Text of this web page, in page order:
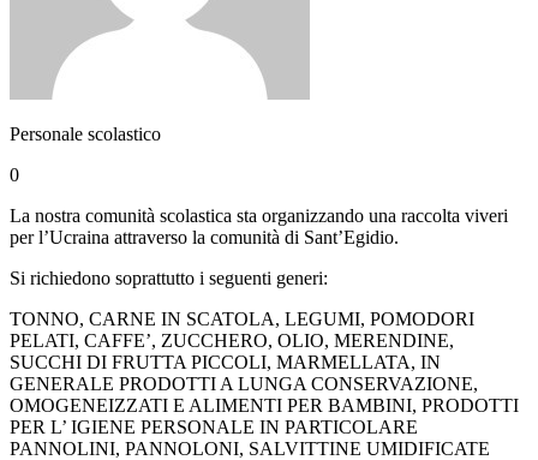
Personale scolastico
0
La nostra comunità scolastica sta organizzando una raccolta viveri
per l’Ucraina attraverso la comunità di Sant’Egidio.
Si richiedono soprattutto i seguenti generi:
TONNO, CARNE IN SCATOLA, LEGUMI, POMODORI
PELATI, CAFFE’, ZUCCHERO, OLIO, MERENDINE,
SUCCHI DI FRUTTA PICCOLI, MARMELLATA, IN
GENERALE PRODOTTI A LUNGA CONSERVAZIONE,
OMOGENEIZZATI E ALIMENTI PER BAMBINI, PRODOTTI
PER L’ IGIENE PERSONALE IN PARTICOLARE
PANNOLINI, PANNOLONI, SALVITTINE UMIDIFICATE